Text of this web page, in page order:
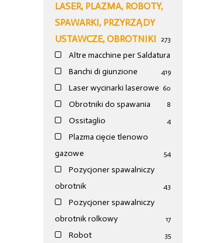
LASER, PLAZMA, ROBOTY,
SPAWARKI, PRZYRZĄDY
USTAWCZE, OBROTNIKI
273
Altre macchine per Saldatura
19
Banchi di giunzione 4
Laser wycinarki laserowe 60
Obrotniki do spawania 8
Ossitaglio 4
Plazma cięcie tlenowo
gazowe
54
Pozycjoner spawalniczy
obrotnik
43
Pozycjoner spawalniczy
obrotnik rolkowy
17
Robot 35